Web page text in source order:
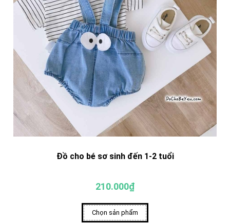
Đồ cho bé sơ sinh đến 1-2 tuổi
210.000₫
Chọn sản phẩm